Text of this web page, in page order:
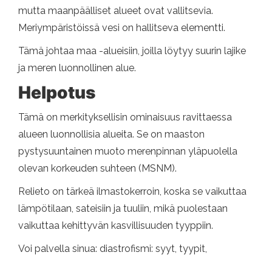
mutta maanpäälliset alueet ovat vallitsevia.
Meriympäristöissä vesi on hallitseva elementti.
Tämä johtaa maa -alueisiin, joilla löytyy suurin lajike
ja meren luonnollinen alue.
Helpotus
Tämä on merkityksellisin ominaisuus ravittaessa
alueen luonnollisia alueita. Se on maaston
pystysuuntainen muoto merenpinnan yläpuolella
olevan korkeuden suhteen (MSNM).
Relieto on tärkeä ilmastokerroin, koska se vaikuttaa
lämpötilaan, sateisiin ja tuuliin, mikä puolestaan ​​
vaikuttaa kehittyvän kasvillisuuden tyyppiin.
Voi palvella sinua: diastrofismi: syyt, tyypit,